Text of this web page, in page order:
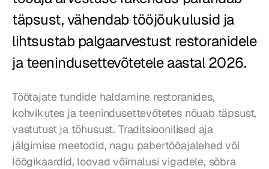
Hinnad
täpsust, vähendab tööjõukulusid ja
lihtsustab palgaarvestust restoranidele
ja teenindusettevõtetele aastal 2026.
Töötajate tundide haldamine restoranides,
kohvikutes ja teenindusettevõtetes nõuab täpsust,
vastutust ja tõhusust. Traditsioonilised aja
jälgimise meetodid, nagu pabertööajalehed või
löögikaardid, loovad võimalusi vigadele, sõbra